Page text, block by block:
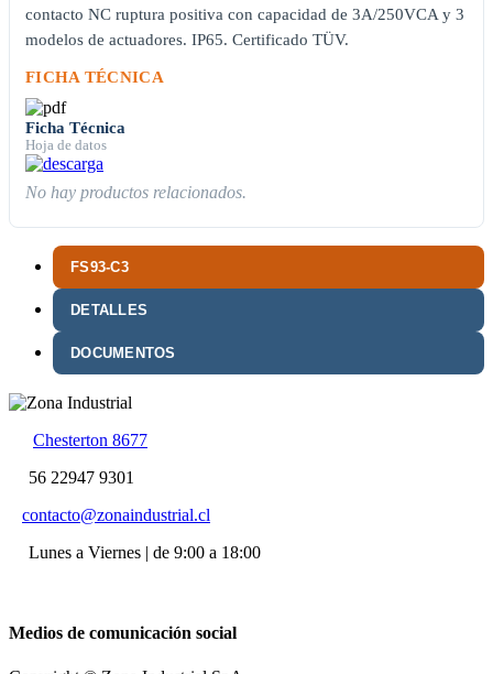
FS93-C3
DETALLES
DOCUMENTOS
contacto NC ruptura positiva con capacidad de 3A/250VCA y 3
modelos de actuadores. IP65. Certificado TÜV.
FICHA TÉCNICA
Ficha Técnica
Hoja de datos
No hay productos relacionados.
Chesterton 8677
56 22947 9301
contacto@zonaindustrial.cl
Lunes a Viernes | de 9:00 a 18:00
Medios de comunicación social